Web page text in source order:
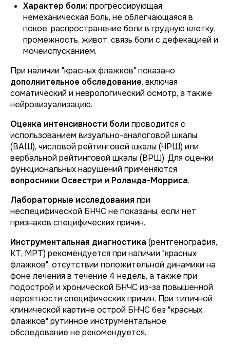
Характер боли: прогрессирующая,
немеханическая боль, не облегчающаяся в
покое, распространение боли в грудную клетку,
промежность, живот, связь боли с дефекацией и
мочеиспусканием.
При наличии "красных флажков" показано
дополнительное обследование, включая
соматический и неврологический осмотр, а также
нейровизуализацию.
Оценка интенсивности боли проводится с
использованием визуально-аналоговой шкалы
(ВАШ), числовой рейтинговой шкалы (ЧРШ) или
вербальной рейтинговой шкалы (ВРШ). Для оценки
функциональных нарушений применяются
вопросники Освестри и Роланда-Морриса.
Лабораторные исследования при
неспецифической БНЧС не показаны, если нет
признаков специфических причин.
Инструментальная диагностика (рентгенография,
КТ, МРТ) рекомендуется при наличии "красных
флажков", отсутствии положительной динамики на
фоне лечения в течение 4 недель, а также при
подострой и хронической БНЧС из-за повышенной
вероятности специфических причин. При типичной
клинической картине острой БНЧС без "красных
флажков" рутинное инструментальное
обследование не рекомендуется.